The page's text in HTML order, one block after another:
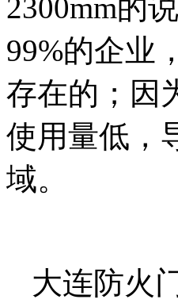
2300mm的
99%的企业
存在的；因
使用量低，
域。
大连防火